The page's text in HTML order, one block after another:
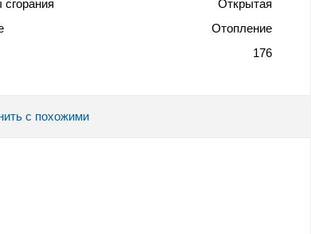
Открытая
Отопление
176
с похожими